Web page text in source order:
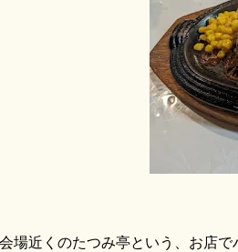
近くのたつみ亭という、お店で